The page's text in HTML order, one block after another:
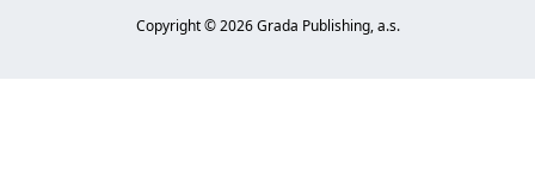
Copyright ©2026Grada Publishing, a.s.